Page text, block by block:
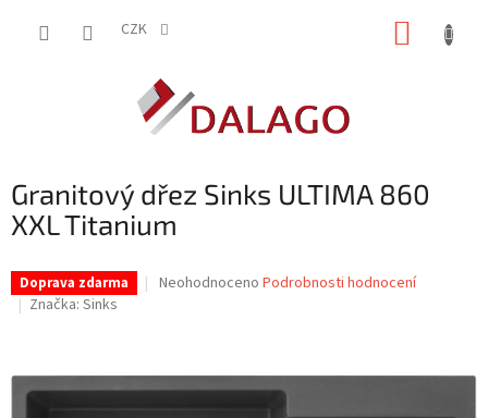
CZK
Granitový dřez Sinks ULTIMA 860
XXL Titanium
Doprava zdarma
Průměrné
z
5
Neohodnoceno Podrobnosti hodnocení
Značka: Sinks